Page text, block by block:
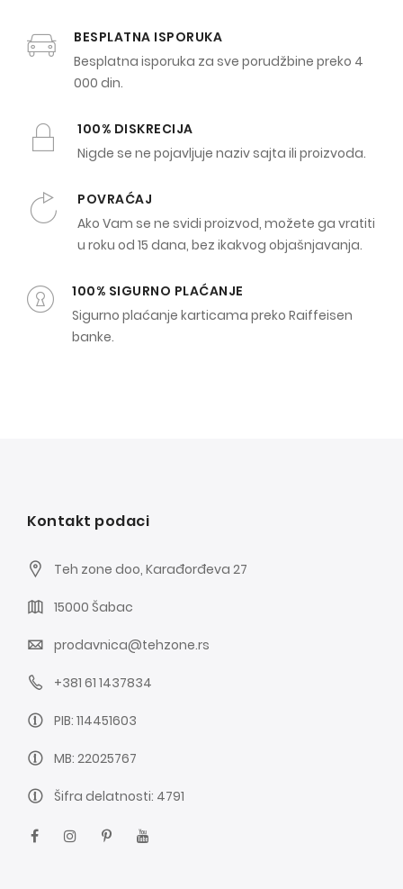
BESPLATNA ISPORUKA
Besplatna isporuka za sve porudžbine preko 4
000 din.
100% DISKRECIJA
Nigde se ne pojavljuje naziv sajta ili proizvoda.
POVRAĆAJ
Ako Vam se ne svidi proizvod, možete ga vratiti
u roku od 15 dana, bez ikakvog objašnjavanja.
100% SIGURNO PLAĆANJE
Sigurno plaćanje karticama preko Raiffeisen
banke.
Kontakt podaci
Teh zone doo, Karađorđeva 27
15000 Šabac
prodavnica@tehzone.rs
+381 61 1437834
PIB: 114451603
MB: 22025767
Šifra delatnosti: 4791